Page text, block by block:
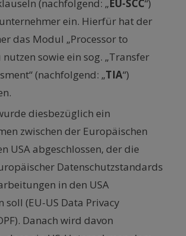
(nachfolgend: „EU-SCC“)
ein. Hierfür hat der
das Modul „Processor to
nutzen sowie ein sog. „Transfer
(nachfolgend: „TIA“)
diesbezüglich ein
zwischen der Europäischen
USA abgeschlossen, der die
Datenschutzstandards
in den USA
soll (EU-US Data Privacy
Danach wird davon